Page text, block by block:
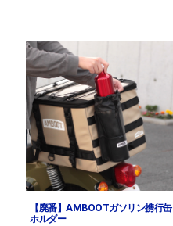
【廃番】AMBOOTガソリン携行缶
ホルダー